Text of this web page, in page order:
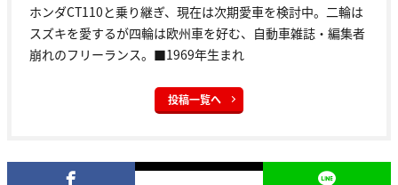
ホンダCT110と乗り継ぎ、現在は次期愛車を検討中。二輪は
スズキを愛するが四輪は欧州車を好む、自動車雑誌・編集者
崩れのフリーランス。■1969年生まれ
投稿一覧へ